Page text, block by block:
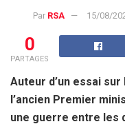
Par RSA 15/08/
0
PARTAGES
Auteur d’un essai
l’ancien Premier
une guerre entre les